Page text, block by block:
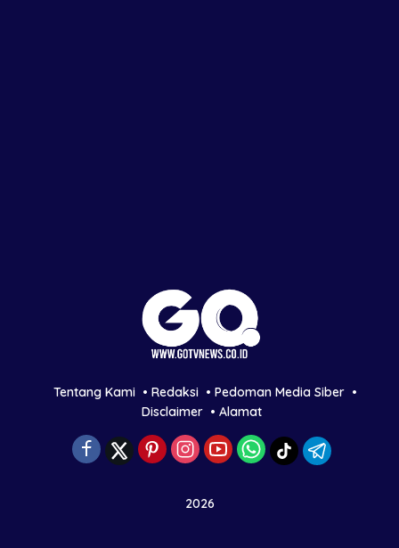
Tentang Kami Redaksi
Pedoman Media Siber
Disclaimer
Alamat
2026